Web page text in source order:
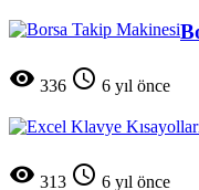
 336  6 yıl önce
 313  6 yıl önce